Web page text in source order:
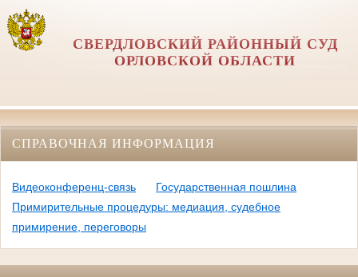
СВЕРДЛОВСКИЙ РАЙОННЫЙ СУД
ОРЛОВCКОЙ ОБЛАСТИ
СПРАВОЧНАЯ ИНФОРМАЦИЯ
Видеоконференц-связь
Государственная пошлина
Примирительные процедуры: медиация, судебное
примирение, переговоры